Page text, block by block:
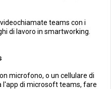
teams con i
di lavoro in smartworking.
microfono, o un cellulare di
l'app di microsoft teams, fare